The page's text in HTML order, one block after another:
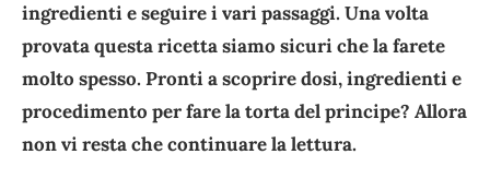
ingredienti e seguire i vari passaggi. Una volta
provata questa ricetta siamo sicuri che la farete
molto spesso. Pronti a scoprire dosi, ingredienti e
procedimento per fare la torta del principe? Allora
non vi resta che continuare la lettura.